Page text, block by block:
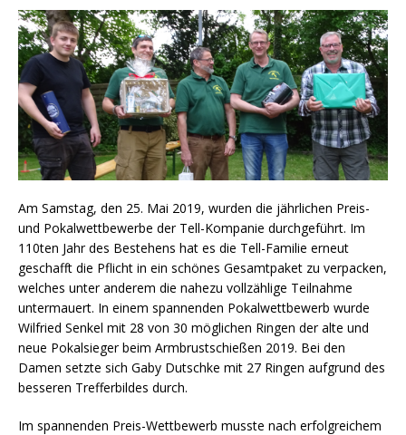
Am Samstag, den 25. Mai 2019, wurden die jährlichen Preis-
und Pokalwettbewerbe der Tell-Kompanie durchgeführt. Im
110ten Jahr des Bestehens hat es die Tell-Familie erneut
geschafft die Pflicht in ein schönes Gesamtpaket zu verpacken,
welches unter anderem die nahezu vollzählige Teilnahme
untermauert. In einem spannenden Pokalwettbewerb wurde
Wilfried Senkel mit 28 von 30 möglichen Ringen der alte und
neue Pokalsieger beim Armbrustschießen 2019. Bei den
Damen setzte sich Gaby Dutschke mit 27 Ringen aufgrund des
besseren Trefferbildes durch.
Im spannenden Preis-Wettbewerb musste nach erfolgreichem